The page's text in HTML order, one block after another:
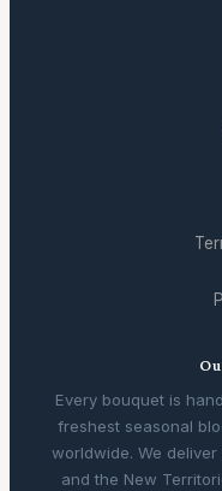
Every bouquet is
freshest seasonal
worldwide. We deliver
and the New